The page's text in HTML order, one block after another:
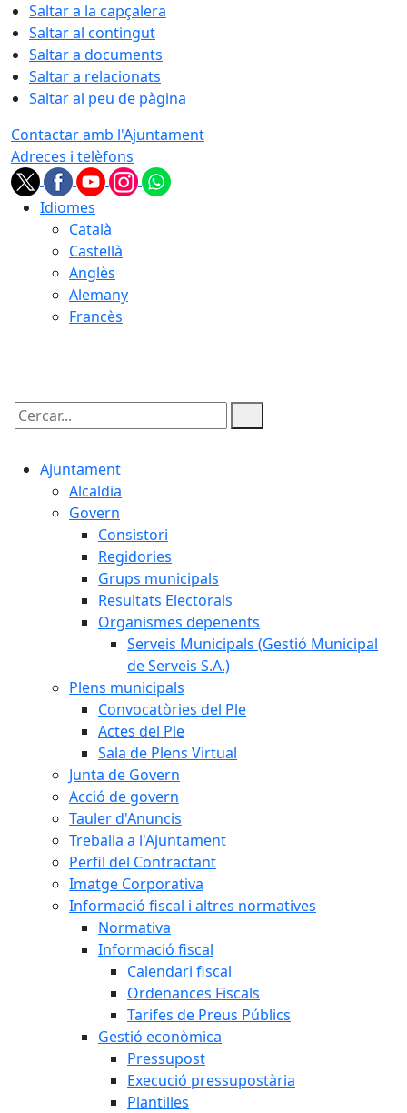
Saltar a la capçalera
Saltar al contingut
Saltar a documents
Saltar a relacionats
Saltar al peu de pàgina
Contactar amb l'Ajuntament
Adreces i telèfons
Idiomes
Català
Castellà
Anglès
Alemany
Francès
Cercar:
Ajuntament
Alcaldia
Govern
Consistori
Regidories
Grups municipals
Resultats Electorals
Organismes depenents
Serveis Municipals (Gestió Municipal
de Serveis S.A.)
Plens municipals
Convocatòries del Ple
Actes del Ple
Sala de Plens Virtual
Junta de Govern
Acció de govern
Tauler d'Anuncis
Treballa a l'Ajuntament
Perfil del Contractant
Imatge Corporativa
Informació fiscal i altres normatives
Normativa
Informació fiscal
Calendari fiscal
Ordenances Fiscals
Tarifes de Preus Públics
Gestió econòmica
Pressupost
Execució pressupostària
Plantilles